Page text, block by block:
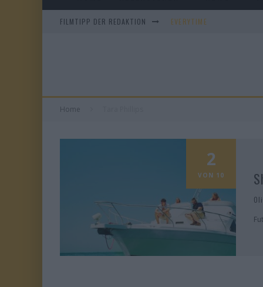
FILMTIPP DER REDAKTION EVERYTIME
Home
2
VON 10